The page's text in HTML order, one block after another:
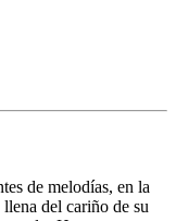
de melodías, en la
del cariño de su